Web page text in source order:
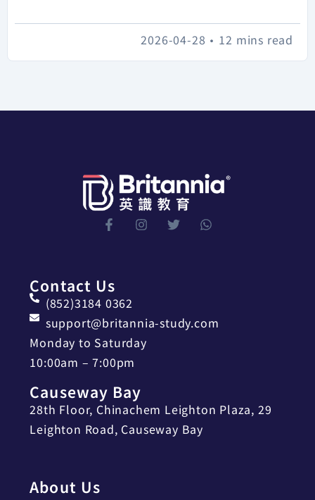
12 mins read
•
2026-04-28
Contact Us
(852)3184 0362
support@britannia-study.com
Monday to Saturday
10:00am – 7:00pm
Causeway Bay
28th Floor, Chinachem Leighton Plaza, 29
Leighton Road, Causeway Bay
About Us